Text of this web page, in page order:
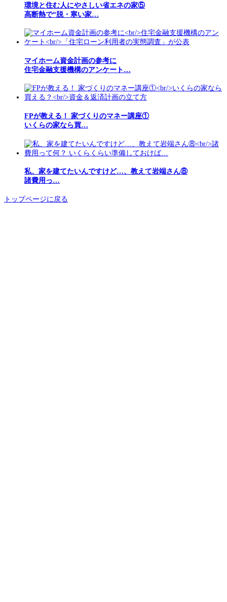
環境と住む人にやさしい省エネの家⑤
高断熱で“脱・寒い家…
マイホーム資金計画の参考に
住宅金融支援機構のアンケート…
FPが教える！ 家づくりのマネー講座①
いくらの家なら買…
私、家を建てたいんですけど…、教えて岩端さん⑧
諸費用っ…
トップページに戻る